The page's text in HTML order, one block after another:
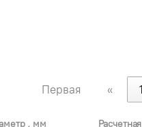
Первая « 1
, мм